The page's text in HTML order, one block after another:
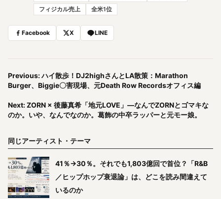
フィジカル売上
全米1位
Facebook X LINE
Previous: ハイ散歩！DJ2highさんとLA散策：Marathon
Burger、Biggie〇害現場、元Death Row Recordsオフィス編
Next: ZORN × 後藤真希「地元LOVE」―なんでZORNとゴマキな
のか。いや、なんでなのか。葛飾の中卒ラッパーと元モー娘。
同じアーティスト・テーマ
41％→30％。それでも1,803億回で首位？「R&B
／ヒップホップ衰退論」は、どこを読み間違えて
いるのか